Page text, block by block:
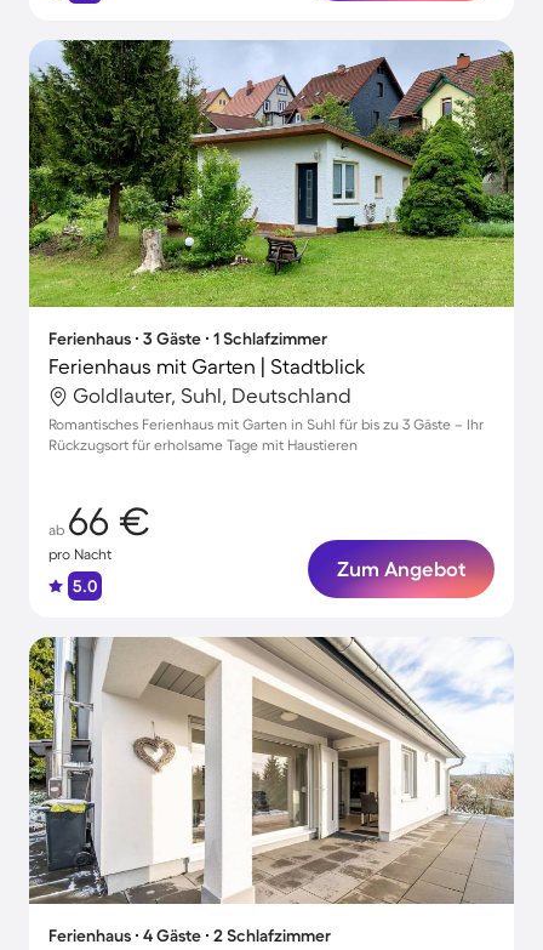
Ferienhaus ∙ 3 Gäste ∙ 1 Schlafzimmer
Ferienhaus mit Garten | Stadtblick
Goldlauter, Suhl, Deutschland
Romantisches Ferienhaus mit Garten in Suhl für bis zu 3 Gäste – Ihr
Rückzugsort für erholsame Tage mit Haustieren
ab 66 €
pro Nacht
5.0
Zum Angebot
Ferienhaus ∙ 4 Gäste ∙ 2 Schlafzimmer